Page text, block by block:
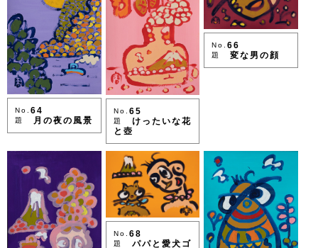
No. 64
題 月の夜の風景
No. 65
題
けったいな花
と壺
No.66
題 変な男の顔
No. 68
題
パパと愛犬ゴ